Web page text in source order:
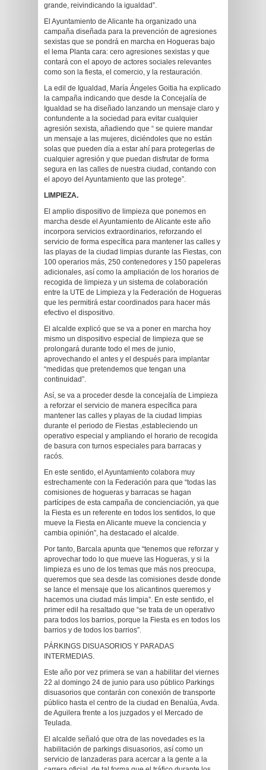
grande, reivindicando la igualdad”.
El Ayuntamiento de Alicante ha organizado una
campaña diseñada para la prevención de agresiones
sexistas que se pondrá en marcha en Hogueras bajo
el lema Planta cara: cero agresiones sexistas y que
contará con el apoyo de actores sociales relevantes
como son la fiesta, el comercio, y la restauración.
La edil de Igualdad, María Ángeles Goitia ha explicado
la campaña indicando que desde la Concejalía de
Igualdad se ha diseñado lanzando un mensaje claro y
contundente a la sociedad para evitar cualquier
agresión sexista, añadiendo que “ se quiere mandar
un mensaje a las mujeres, diciéndoles que no están
solas que pueden día a estar ahí para protegerlas de
cualquier agresión y que puedan disfrutar de forma
segura en las calles de nuestra ciudad, contando con
el apoyo del Ayuntamiento que las protege”.
LIMPIEZA.
El amplio dispositivo de limpieza que ponemos en
marcha desde el Ayuntamiento de Alicante este año
incorpora servicios extraordinarios, reforzando el
servicio de forma específica para mantener las calles y
las playas de la ciudad limpias durante las Fiestas, con
100 operarios más, 250 contenedores y 150 papeleras
adicionales, así como la ampliación de los horarios de
recogida de limpieza y un sistema de colaboración
entre la UTE de Limpieza y la Federación de Hogueras
que les permitirá estar coordinados para hacer más
efectivo el dispositivo.
El alcalde explicó que se va a poner en marcha hoy
mismo un dispositivo especial de limpieza que se
prolongará durante todo el mes de junio,
aprovechando el antes y el después para implantar
“medidas que pretendemos que tengan una
continuidad”.
Así, se va a proceder desde la concejalía de Limpieza
a reforzar el servicio de manera específica para
mantener las calles y playas de la ciudad limpias
durante el periodo de Fiestas ,estableciendo un
operativo especial y ampliando el horario de recogida
de basura con turnos especiales para barracas y
racós.
En este sentido, el Ayuntamiento colabora muy
estrechamente con la Federación para que “todas las
comisiones de hogueras y barracas se hagan
partícipes de esta campaña de concienciación, ya que
la Fiesta es un referente en todos los sentidos, lo que
mueve la Fiesta en Alicante mueve la conciencia y
cambia opinión”, ha destacado el alcalde.
Por tanto, Barcala apunta que “tenemos que reforzar y
aprovechar todo lo que mueve las Hogueras, y si la
limpieza es uno de los temas que más nos preocupa,
queremos que sea desde las comisiones desde donde
se lance el mensaje que los alicantinos queremos y
hacemos una ciudad más limpia”. En este sentido, el
primer edil ha resaltado que “se trata de un operativo
para todos los barrios, porque la Fiesta es en todos los
barrios y de todos los barrios”.
PÁRKINGS DISUASORIOS Y PARADAS
INTERMEDIAS.
Este año por vez primera se van a habilitar del viernes
22 al domingo 24 de junio para uso público Parkings
disuasorios que contarán con conexión de transporte
público hasta el centro de la ciudad en Benalúa, Avda.
de Aguilera frente a los juzgados y el Mercado de
Teulada.
El alcalde señaló que otra de las novedades es la
habilitación de parkings disuasorios, así como un
servicio de lanzaderas para acercar a la gente a la